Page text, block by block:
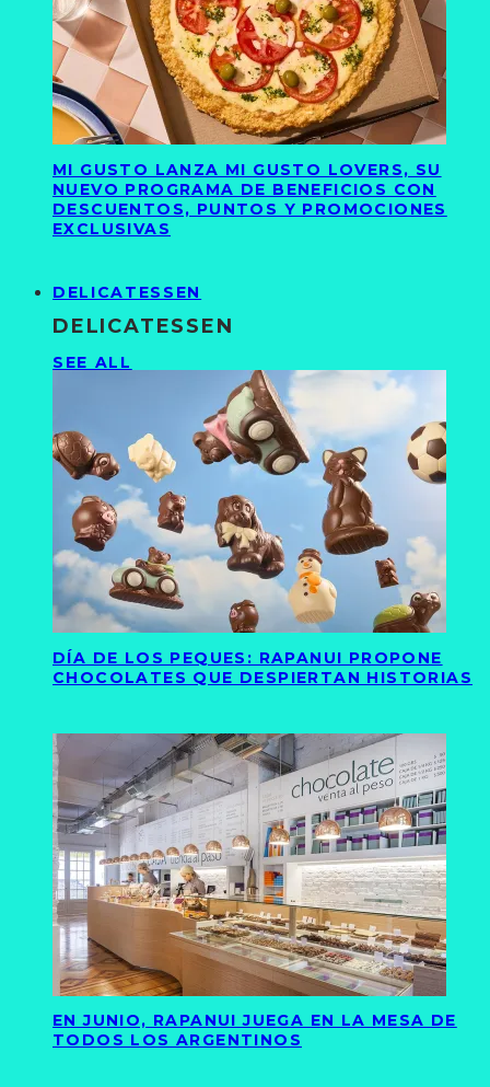
MI GUSTO LANZA MI GUSTO LOVERS, SU
NUEVO PROGRAMA DE BENEFICIOS CON
DESCUENTOS, PUNTOS Y PROMOCIONES
EXCLUSIVAS
DELICATESSEN
DELICATESSEN
SEE ALL
DÍA DE LOS PEQUES: RAPANUI PROPONE
CHOCOLATES QUE DESPIERTAN HISTORIAS
EN JUNIO, RAPANUI JUEGA EN LA MESA DE
TODOS LOS ARGENTINOS